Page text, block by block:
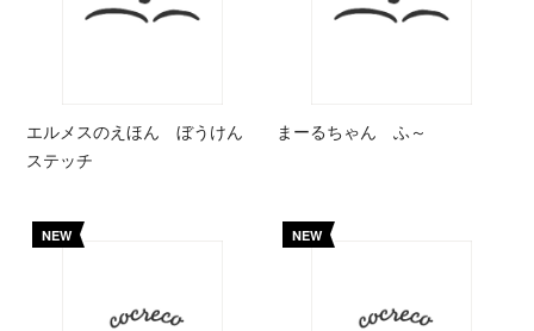
エルメスのえほん ぼうけん
ステッチ
まーるちゃん ふ～
NEW NEW